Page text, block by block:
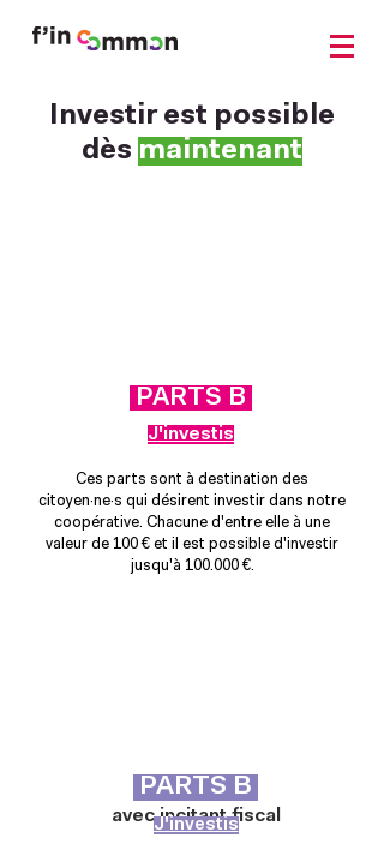
Investir est possible
dès maintenant
PARTS B
Ces parts sont à destination des
citoyen·ne·s qui désirent investir dans notre
coopérative. Chacune d'entre elle à une
valeur de 100 € et il est possible d'investir
jusqu'à 100.000 €.
PARTS B
avec incitant fiscal
J'investis
J'investis